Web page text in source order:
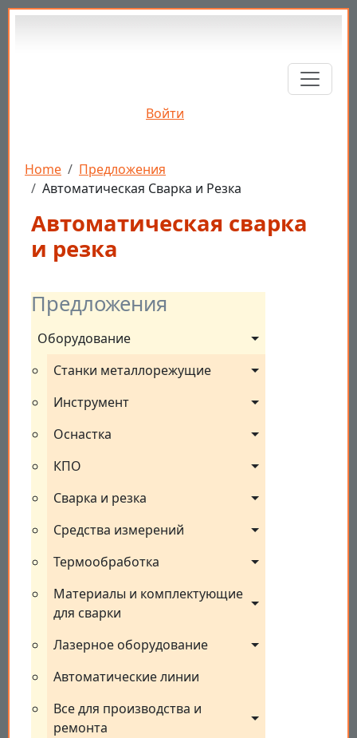
Перейти к основному содержанию
Войти
Строка навигации
Home
Предложения
Автоматическая Сварка и Резка
Предложения
Оборудование
Станки металлорежущие
Инструмент
Оснастка
КПО
Сварка и резка
Средства измерений
Термообработка
Материалы и комплектующие
для сварки
Лазерное оборудование
Автоматические линии
Все для производства и
ремонта
Автоматическая сварка
и резка